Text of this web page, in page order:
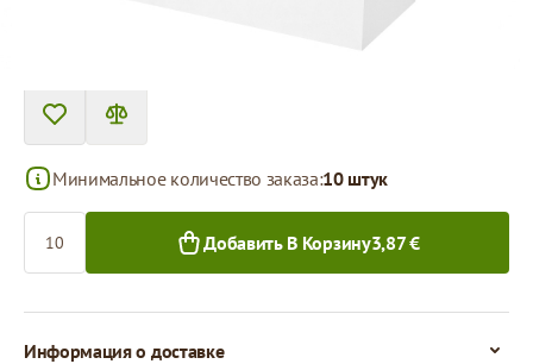
Минимальное количество заказа:10 штук
Добавить В Корзину3,87 €
Информация о доставке